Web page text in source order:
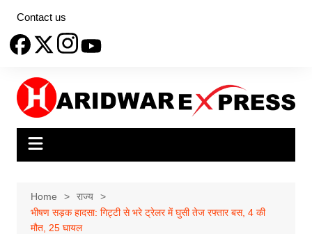
content
Contact us
Home
राज्य
भीषण सड़क हादसा: गिट्टी से भरे ट्रेलर में घुसी तेज रफ्तार बस, 4 की
मौत, 25 घायल